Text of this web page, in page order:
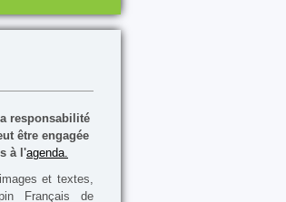
responsabilité
être engagée
à l'agenda.
et textes,
Français de